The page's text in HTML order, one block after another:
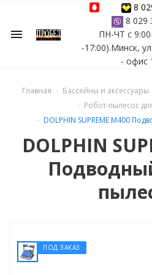
menu
8
8 029
ПН-ЧТ с
-17:00).Минск,
- офис
бассейнов
Главная Бассейны и аксессуары
Робот-пылесос
DOLPHIN SUPREME M400
DOLPHIN
ПОД ЗАКАЗ